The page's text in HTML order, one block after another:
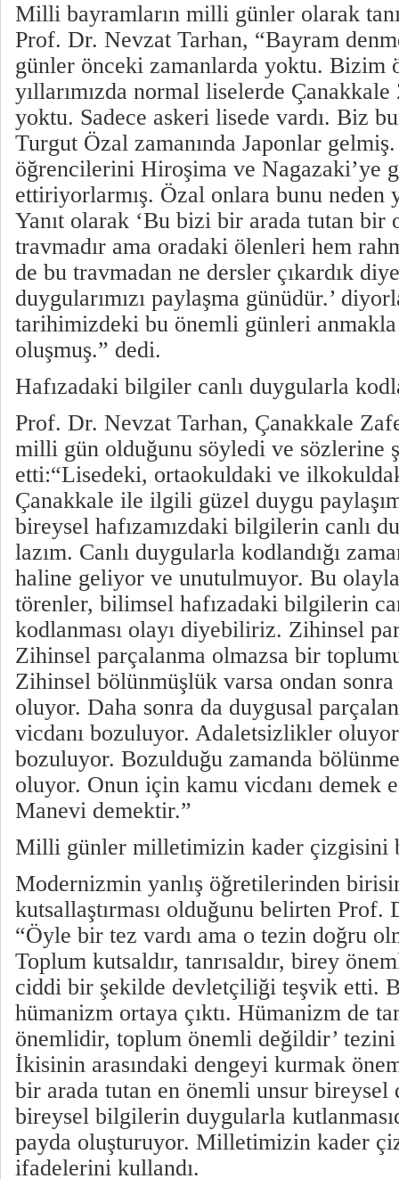
Milli bayramların milli günler olarak
Prof. Dr. Nevzat Tarhan, “Bayram
günler önceki zamanlarda yoktu. Bizim
yıllarımızda normal liselerde
yoktu. Sadece askeri lisede vardı. Biz
Turgut Özal zamanında Japonlar
öğrencilerini Hiroşima ve Nagazaki’ye
ettiriyorlarmış. Özal onlara bunu neden
Yanıt olarak ‘Bu bizi bir arada tutan
travmadır ama oradaki ölenleri hem
de bu travmadan ne dersler çıkardık
duygularımızı paylaşma günüdür.’
tarihimizdeki bu önemli günleri
oluşmuş.” dedi.
Hafızadaki bilgiler canlı duygularla
Prof. Dr. Nevzat Tarhan, Çanakkale
milli gün olduğunu söyledi ve sözlerine
etti:“Lisedeki, ortaokuldaki ve
Çanakkale ile ilgili güzel duygu
bireysel hafızamızdaki bilgilerin canlı
lazım. Canlı duygularla kodlandığı
haline geliyor ve unutulmuyor. Bu
törenler, bilimsel hafızadaki bilgilerin
kodlanması olayı diyebiliriz. Zihinsel
Zihinsel parçalanma olmazsa bir
Zihinsel bölünmüşlük varsa ondan
oluyor. Daha sonra da duygusal
vicdanı bozuluyor. Adaletsizlikler
bozuluyor. Bozulduğu zamanda
oluyor. Onun için kamu vicdanı demek
Manevi demektir.”
Milli günler milletimizin kader çizgisini
Modernizmin yanlış öğretilerinden
kutsallaştırması olduğunu belirten Prof.
“Öyle bir tez vardı ama o tezin doğru
Toplum kutsaldır, tanrısaldır, birey
ciddi bir şekilde devletçiliği teşvik etti.
hümanizm ortaya çıktı. Hümanizm de
önemlidir, toplum önemli değildir’
İkisinin arasındaki dengeyi kurmak
bir arada tutan en önemli unsur bireysel
bireysel bilgilerin duygularla
payda oluşturuyor. Milletimizin kader
ifadelerini kullandı.